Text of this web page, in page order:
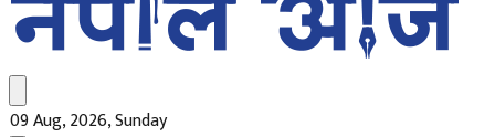
09 Aug, 2026, Sunday